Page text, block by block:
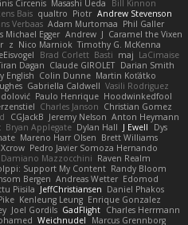
Circenis Masashi Ueda
Bill Kinnon
Bais qualtro Piotr Andrew Stevenson
Verbaas Adam Murtomaa Phil Galler
Michael Egger Andrew J Caramel the Vixen
z Nico Marniok Timothy G. McKenna
Brad Corlett Basti maj LaCimaise
Dagan Claude GIROLET Darian Smith
English Colin Dunne Martin Koťátko
Gabriella Caldwell Vasili Rodriguez
Paulo Henrique Hoodwinkedfool
Charles Janson Christian Gomez
CGJackB Jeremy Nelson Anton Heymann
Bryan Applegate Dylan Hall J Ewell
Dys
Mareno Harr Olsen Brett Williams
Xcrow Pedro Javier Somoza Hernando
Damiano Mazzocchini Raven Realm
Support My Content Randy Bloom
Bergen Andreas Wetter Edomod
Piisila JeffChristiansen Daniel Phakos
Kenleung Leung Enrique Gonzalez
Joel Gordils GadFlight Charles Herrmann
Weichnudel
Marcus Grennborg